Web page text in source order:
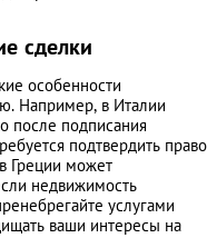
сделки
особенности
Например, в Италии
после подписания
подтвердить право
Греции может
недвижимость
услугами
ваши интересы на